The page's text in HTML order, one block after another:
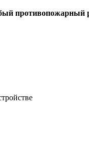
противопожарный